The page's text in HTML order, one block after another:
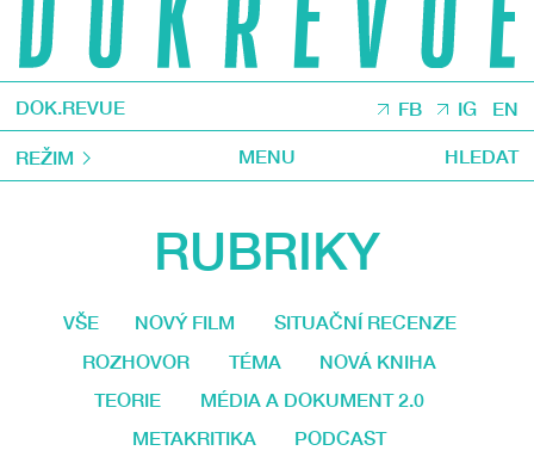
DOK.REVUE FB IG EN
REŽIM MENU HLEDAT
RUBRIKY
VŠE NOVÝ FILM
SITUAČNÍ RECENZE
ROZHOVOR
TÉMA
NOVÁ KNIHA
TEORIE
MÉDIA A DOKUMENT 2.0
METAKRITIKA
PODCAST